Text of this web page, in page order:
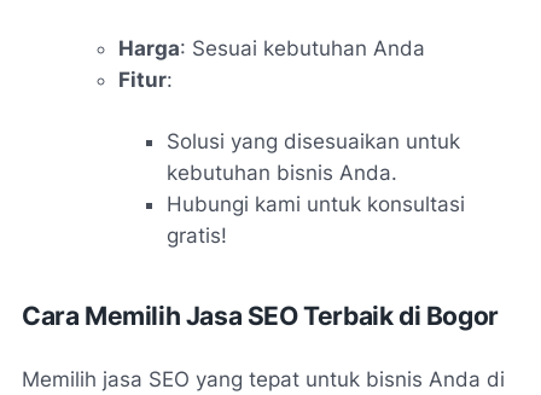
Harga: Sesuai kebutuhan Anda
Fitur:
Solusi yang disesuaikan untuk
kebutuhan bisnis Anda.
Hubungi kami untuk konsultasi
gratis!
Cara Memilih Jasa SEO Terbaik di Bogor
Memilih jasa SEO yang tepat untuk bisnis Anda di